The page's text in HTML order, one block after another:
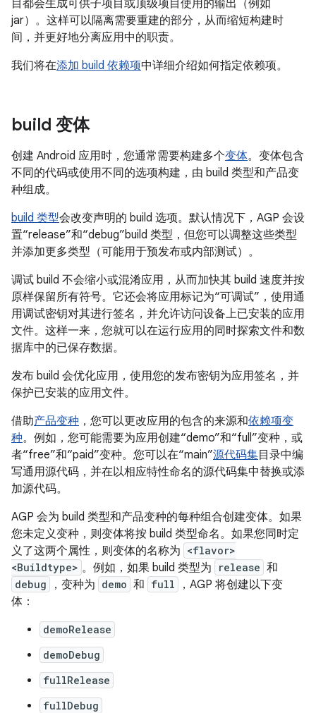
目都会生成可供子项目或顶级项目使用的输出（例如
jar）。这样可以隔离需要重建的部分，从而缩短构建时
间，并更好地分离应用中的职责。
我们将在添加 build 依赖项中详细介绍如何指定依赖项。
build 变体
创建 Android 应用时，您通常需要构建多个变体。变体包含
不同的代码或使用不同的选项构建，由 build 类型和产品变
种组成。
build 类型会改变声明的 build 选项。默认情况下，AGP 会设
置“release”和“debug”build 类型，但您可以调整这些类型
并添加更多类型（可能用于预发布或内部测试）。
调试 build 不会缩小或混淆应用，从而加快其 build 速度并按
原样保留所有符号。它还会将应用标记为“可调试”，使用通
用调试密钥对其进行签名，并允许访问设备上已安装的应用
文件。这样一来，您就可以在运行应用的同时探索文件和数
据库中的已保存数据。
发布 build 会优化应用，使用您的发布密钥为应用签名，并
保护已安装的应用文件。
借助产品变种 ，您可以更改应用的包含的来源和依赖项变
种。例如，您可能需要为应用创建“demo”和“full”变种，或
者“free”和“paid”变种。您可以在“main”源代码集目录中编
写通用源代码，并在以相应特性命名的源代码集中替换或添
加源代码。
AGP 会为 build 类型和产品变种的每种组合创建变体。如果
您未定义变种，则变体将按 build 类型命名。如果您同时定
义了这两个属性，则变体的名称为 <flavor>
<Buildtype> 。例如，如果 build 类型为 release 和
debug ，变种为 demo 和 full
，AGP 将创建以下变
体：
demoRelease
demoDebug
fullRelease
fullDebug